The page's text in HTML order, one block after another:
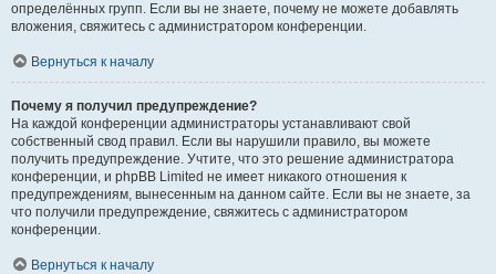
определённых групп. Если вы не знаете, почему не можете добавлять
вложения, свяжитесь с администратором конференции.
Вернуться к началу
Почему я получил предупреждение?
На каждой конференции администраторы устанавливают свой
собственный свод правил. Если вы нарушили правило, вы можете
получить предупреждение. Учтите, что это решение администратора
конференции, и phpBB Limited не имеет никакого отношения к
предупреждениям, вынесенным на данном сайте. Если вы не знаете, за
что получили предупреждение, свяжитесь с администратором
конференции.
Вернуться к началу